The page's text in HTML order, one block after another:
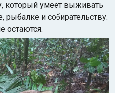
который умеет выживать
рыбалке и собирательству.
остаются.